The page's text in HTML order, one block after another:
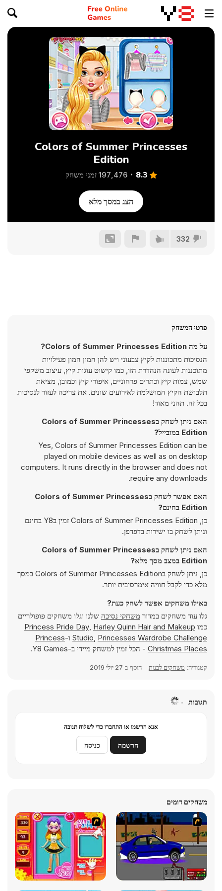
Colors of Summer Princesses
Edition
8.3 197,476 זמני משחק
הצג במסך מלא
332
פרטי המשחק
על מה Colors of Summer Princesses Edition?
הנסיכות מתכוננות לקיץ צבעוני ויש להן המון המון פעילויות
מתוכננות לעונה הנהדרת הזו, כמו קישוט עוגות קיץ, עיצוב משקפי
שמש, צמות קיץ וכתרים פרחוניים, איפורי קיץ וכמובן, מציאת
תלבושת הקיץ המושלמת לאירועים שונים. את צריכה לעזור לנסיכות
בכל זה. תהני מאוד!
האם ניתן לשחק בColors of Summer Princesses
Edition במובייל?
Yes, Colors of Summer Princesses Edition can be
played on mobile devices as well as on desktop
computers. It runs directly in the browser and does not
require any downloads.
האם אפשר לשחק בColors of Summer Princesses
Edition בחינם?
כן, Colors of Summer Princesses Edition זמין בY8 בחינם
וניתן לשחק בו ישירות בדפדפן.
האם ניתן לשחק בColors of Summer Princesses
Edition במצב מסך מלא?
כן, ניתן לשחק בColors of Summer Princesses Edition במסך
מלא כדי לקבל חוויה אימרסיבית יותר.
באילו משחקים אפשר לשחק כעת?
גלו עוד משחקים במדור משחקי נסיכה שלנו וגלו משחקים פופולריים
כמו
Princess Pride Day, Harley Quinn Hair and Makeup
Studio, Princesses Wardrobe Challenge ו-Princess
Christmas Places - הכל זמין למשחק מיידי ב-Y8 Games.
קטגוריה: משחקים לבנות הוסף ב 27 יולי 2019
תגובות
אנא הרשמו או התחברו כדי לשלוח תגובה
הרשמה כניסה
משחקים דומים